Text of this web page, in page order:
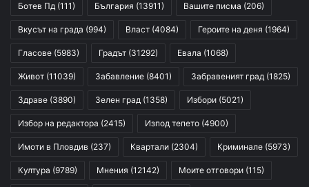
Ботев Пд (111) България (13911) Вашите писма (206)
Вкусът на града (994) Власт (4084) Героите на деня (1964)
Гласове (5983) Градът (31292) Евала (1068)
Живот (11039) Забавление (8401) Забравеният град (1825)
Здраве (3890) Зелен град (1358) Избори (5021)
Избор на редактора (2415) Изпод тепето (4900)
Имоти в Пловдив (237) Квартали (2304) Криминале (5973)
Култура (9789) Мнения (12142) Моите отговори (115)